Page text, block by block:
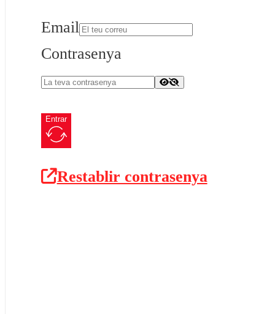
Email
Contrasenya
Entrar
Restablir contrasenya